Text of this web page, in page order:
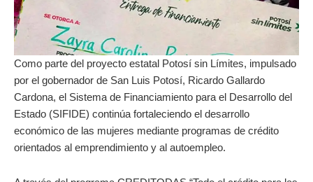
Como parte del proyecto estatal Potosí sin Límites, impulsado
por el gobernador de San Luis Potosí, Ricardo Gallardo
Cardona, el Sistema de Financiamiento para el Desarrollo del
Estado (SIFIDE) continúa fortaleciendo el desarrollo
económico de las mujeres mediante programas de crédito
orientados al emprendimiento y al autoempleo.